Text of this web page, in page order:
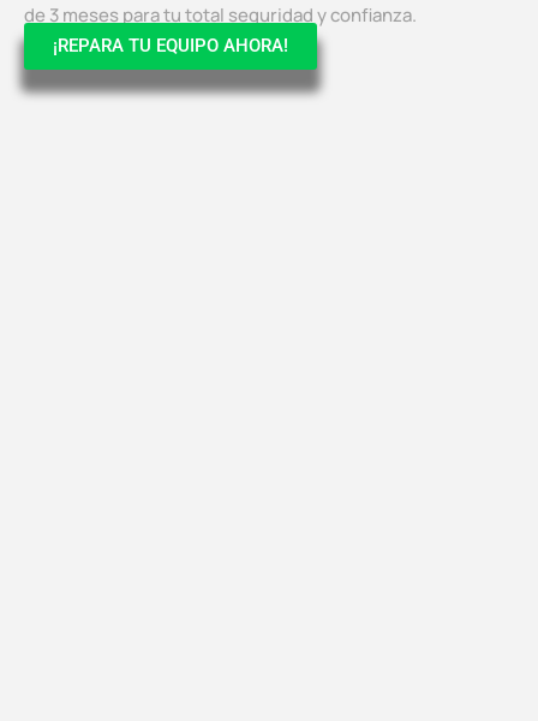
de 3 meses para tu total seguridad y confianza.
¡REPARA TU EQUIPO AHORA!